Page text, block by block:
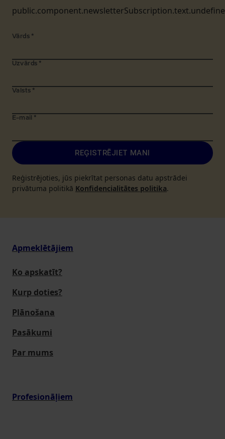
Vārds *
Uzvārds *
Valsts *
E-mail *
REĢISTRĒJIET MANI
Reģistrējoties, jūs piekrītat personas datu apstrādei
privātuma politikā Konfidencialitātes politika.
Apmeklētājiem
Ko apskatīt?
Kurp doties?
Plānošana
Pasākumi
Par mums
Profesionāļiem